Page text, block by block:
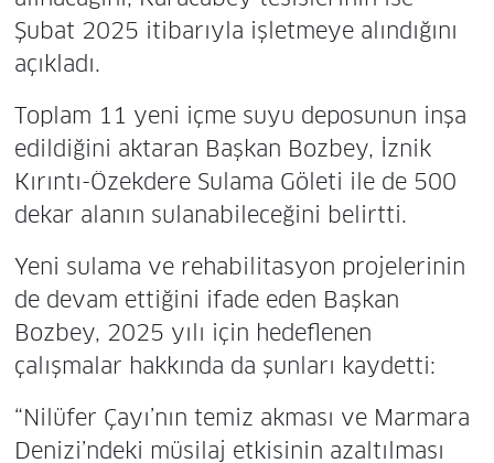
Şubat 2025 itibarıyla işletmeye alındığını
açıkladı.
Toplam 11 yeni içme suyu deposunun inşa
edildiğini aktaran Başkan Bozbey, İznik
Kırıntı-Özekdere Sulama Göleti ile de 500
dekar alanın sulanabileceğini belirtti.
Yeni sulama ve rehabilitasyon projelerinin
de devam ettiğini ifade eden Başkan
Bozbey, 2025 yılı için hedeflenen
çalışmalar hakkında da şunları kaydetti:
“Nilüfer Çayı’nın temiz akması ve Marmara
Denizi’ndeki müsilaj etkisinin azaltılması